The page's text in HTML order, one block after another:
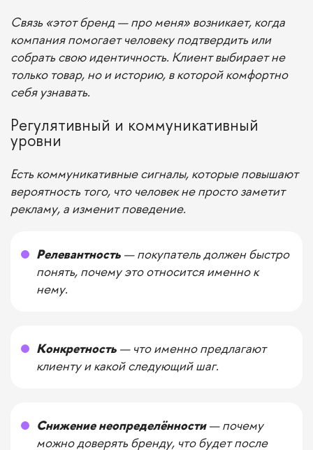
Связь «этот бренд — про меня» возникает, когда
компания помогает человеку подтвердить или
собрать свою идентичность. Клиент выбирает не
только товар, но и историю, в которой комфортно
себя узнавать.
Регулятивный и коммуникативный
уровни
Есть коммуникативные сигналы, которые повышают
вероятность того, что человек не просто заметит
рекламу, а изменит поведение.
Релевантность — покупатель должен быстро
понять, почему это относится именно к
нему.
Конкретность — что именно предлагают
клиенту и какой следующий шаг.
Снижение неопределённости— почему
можно доверять бренду, что будет после